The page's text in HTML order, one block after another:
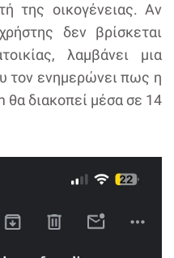
της οικογένειας. Αν
δεν βρίσκεται
λαμβάνει μια
τον ενημερώνει πως η
διακοπεί μέσα σε 14